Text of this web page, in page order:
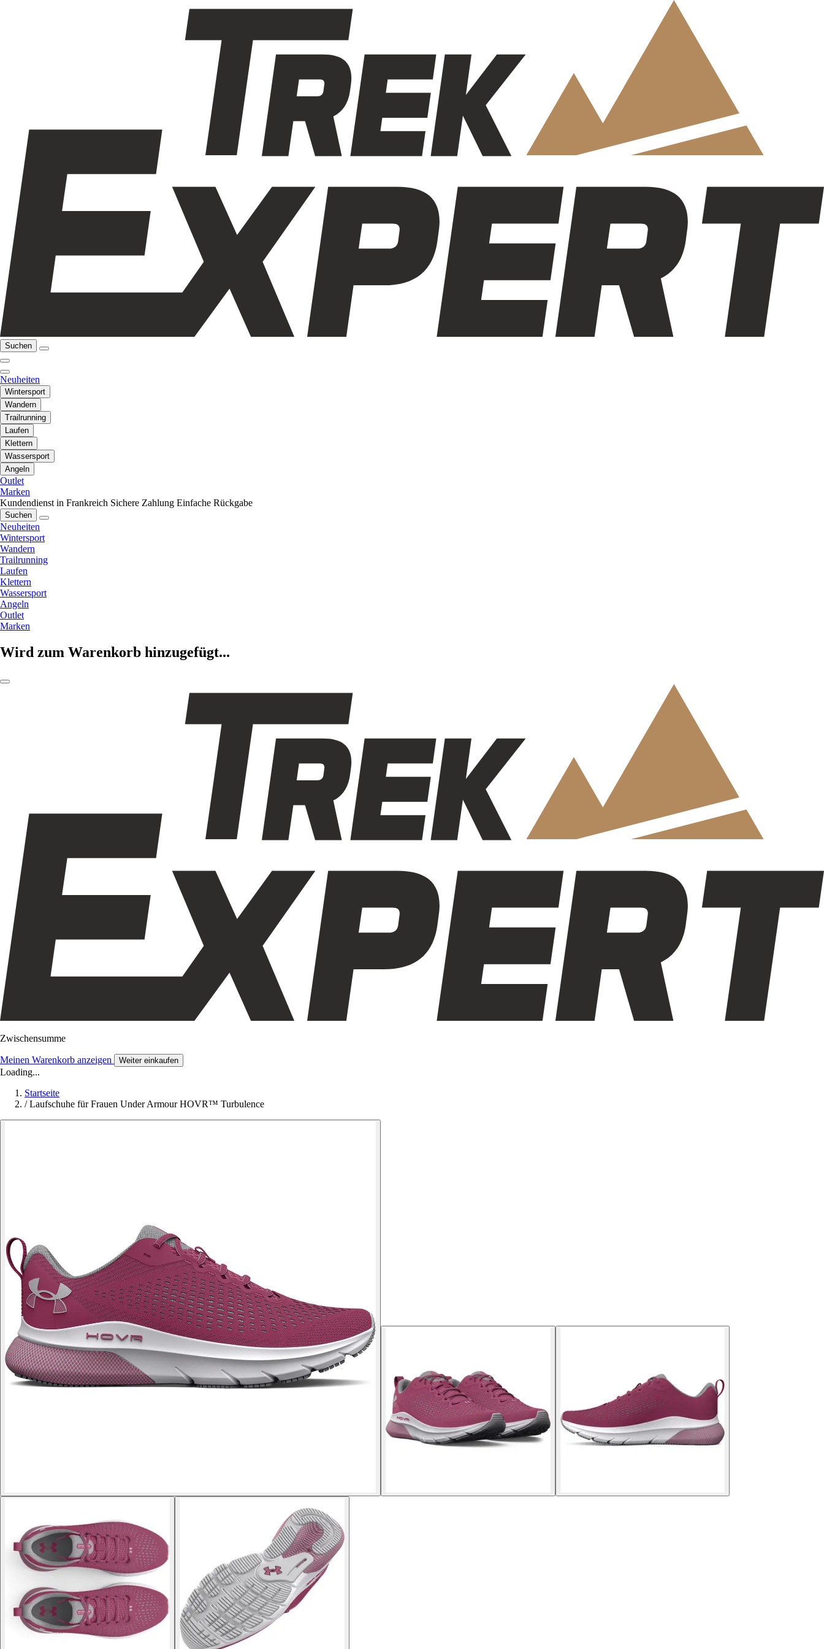
Suchen
Neuheiten
Wintersport
Wandern
Trailrunning
Laufen
Klettern
Wassersport
Angeln
Outlet
Marken
Kundendienst in Frankreich Sichere Zahlung Einfache Rückgabe
Suchen
Neuheiten
Wintersport
Wandern
Trailrunning
Laufen
Klettern
Wassersport
Angeln
Outlet
Marken
Wird zum Warenkorb hinzugefügt...
Zwischensumme
Meinen Warenkorb anzeigen Weiter einkaufen
Loading...
Startseite
/ Laufschuhe für Frauen Under Armour HOVR™ Turbulence